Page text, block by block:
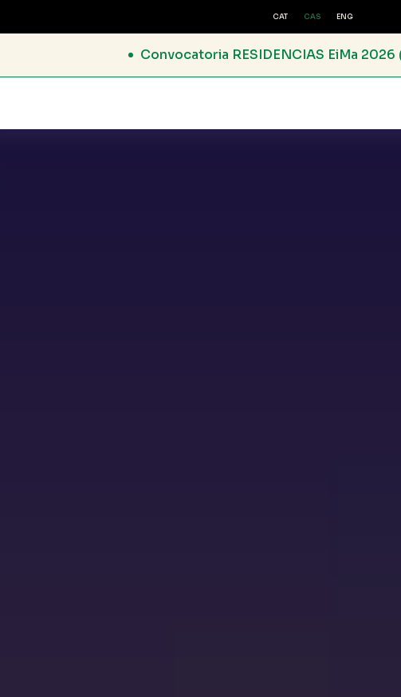
CAT CAS ENG
Convocatoria RESIDENCIAS EiMa 2026 (Proyecto Iberescena)